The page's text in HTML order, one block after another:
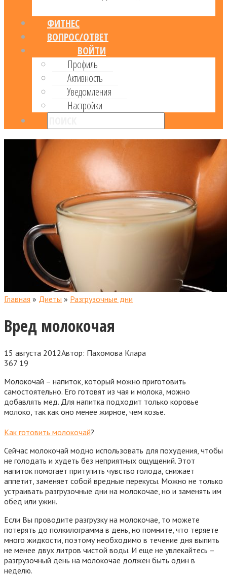
ФИТНЕС
ВОПРОС/ОТВЕТ
ВОЙТИ
Профиль
Активность
Уведомления
Настройки
Главная » Диеты » Разгрузочные дни
Вред молокочая
15 августа 2012Автор: Пахомова Клара
367 19
Молокочай – напиток, который можно приготовить
самостоятельно. Его готовят из чая и молока, можно
добавлять мед. Для напитка подходит только коровье
молоко, так как оно менее жирное, чем козье.
Как готовить молокочай?
Сейчас молокочай модно использовать для похудения, чтобы
не голодать и худеть без неприятных ощущений. Этот
напиток помогает притупить чувство голода, снижает
аппетит, заменяет собой вредные перекусы. Можно не только
устраивать разгрузочные дни на молокочае, но и заменять им
обед или ужин.
Если Вы проводите разгрузку на молокочае, то можете
потерять до полкилограмма в день, но помните, что теряете
много жидкости, поэтому необходимо в течение дня выпить
не менее двух литров чистой воды. И еще не увлекайтесь –
разгрузочный день на молокочае должен быть один в
неделю.